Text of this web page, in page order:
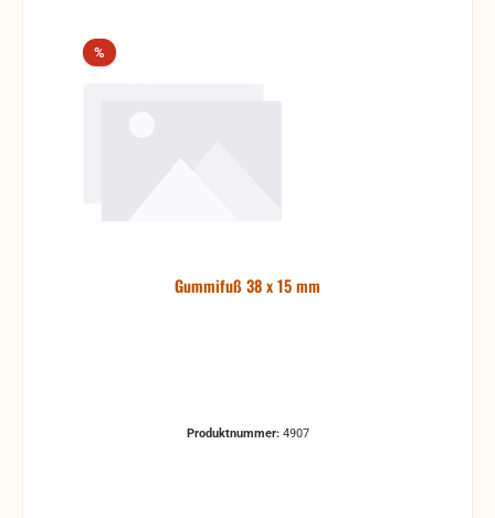
%Rabatt
Gummifuß 38 x 15 mm
Produktnummer: 4907